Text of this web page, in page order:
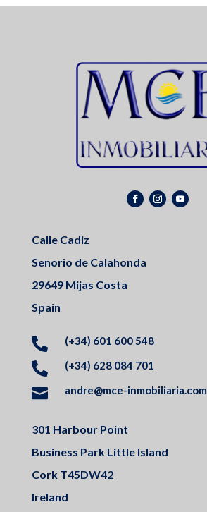
Calle Cadiz
Senorio de Calahonda
29649 Mijas Costa
Spain
 (+34) 601 600 548
 (+34) 628 084 701
 andre@mce-inmobiliaria.com
301 Harbour Point
Business Park Little Island
Cork T45DW42
Ireland